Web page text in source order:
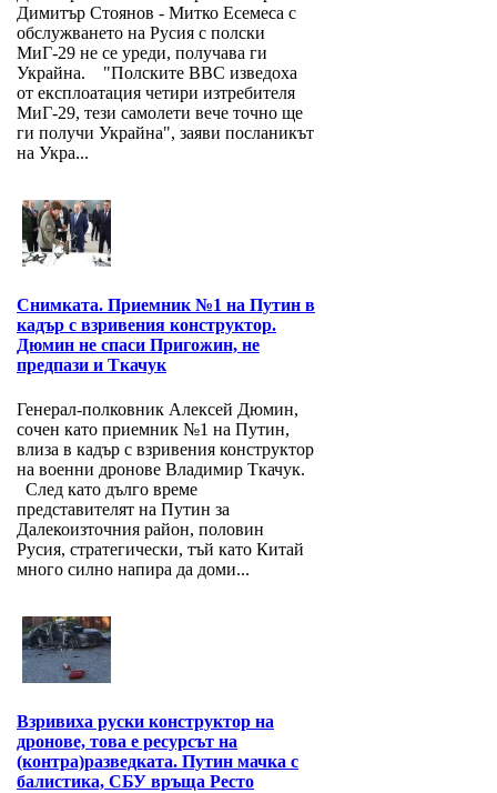
Димитър Стоянов - Митко Есемеса с
обслужването на Русия с полски
МиГ-29 не се уреди, получава ги
Украйна. "Полските ВВС изведоха
от експлоатация четири изтребителя
МиГ-29, тези самолети вече точно ще
ги получи Украйна", заяви посланикът
на Укра...
Снимката. Приемник №1 на Путин в
кадър с взривения конструктор.
Дюмин не спаси Пригожин, не
предпази и Ткачук
Генерал-полковник Алексей Дюмин,
сочен като приемник №1 на Путин,
влиза в кадър с взривения конструктор
на военни дронове Владимир Ткачук.
След като дълго време
представителят на Путин за
Далекоизточния район, половин
Русия, стратегически, тъй като Китай
много силно напира да доми...
Взривиха руски конструктор на
дронове, това е ресурсът на
(контра)разведката. Путин мачка с
балистика, СБУ връща Ресто